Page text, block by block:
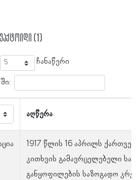
(1)
ჩანაწერი
აღწერა
1917 წლის 16 აპრილს
კითხვის გამავრცელებელი
განყოფილების საზოგადო